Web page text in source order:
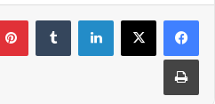
لينكدإن
طباعة